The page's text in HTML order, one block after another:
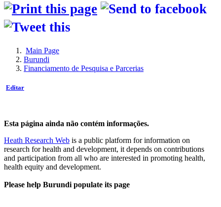
Main Page
Burundi
Financiamento de Pesquisa e Parcerias
Editar
Esta página ainda não contém informações.
Heath Research Web is a public platform for information on
research for health and development, it depends on contributions
and participation from all who are interested in promoting health,
health equity and development.
Please help Burundi populate its page